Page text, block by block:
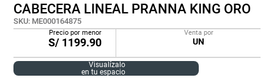
CABECERA LINEAL PRANNA KING ORO
SKU: ME000164875
Precio por menor
S/ 1199.90
Venta por
UN
Visualízalo
en tu espacio